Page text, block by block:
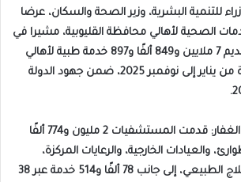
للتنمية البشرية، وزير الصحة والسكان، عرضا
الصحية لأهالي محافظة القليوبية، مشيرا في
ضوء ذلك إلى أنه تم تقديم 7 ملايين و849 ألفًا و897 خدمة طبية لأهالي
المحافظة، خلال الفترة من يناير إلى نوفمبر 2025، ضمن جهود الدولة
وقال الدكتور خالد عبد الغفار: قدمت المستشفيات 2 مليون و774 ألفًا
والعيادات الخارجية، والرعايات المركزة،
والغسيل الكلوي والعلاج الطبيعي، إلى جانب 78 ألفًا و514 خدمة عبر 38